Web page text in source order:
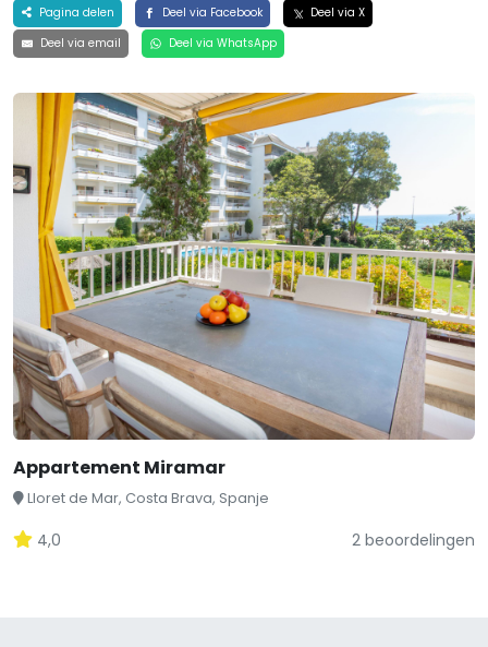
Pagina delen Deel via Facebook
Deel via X
Deel via email
Deel via WhatsApp
Appartement Miramar
Lloret de Mar, Costa Brava, Spanje
4,0 2 beoordelingen